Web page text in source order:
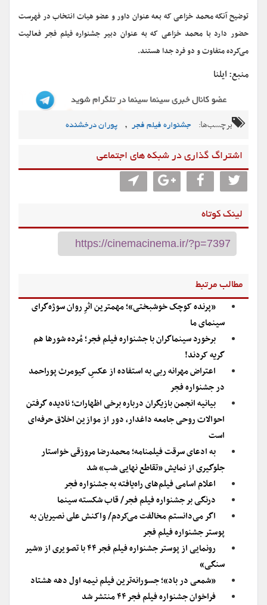
توضیح آنکه محمد خزاعی که بعه عنوان داور و عضو هیات انتخاب در فهرست
حضور دارد با محمد خزاعی که به عنوان دبیر جشنواره فیلم فجر فعالیت
می‌کرده متفاوت و دو فرد جدا هستند.
منبع: ایلنا
برچسب‌ها: جشنواره فیلم فجر , پوران درخشنده
اشتراگ گذاری در شبکه های اجتماعی
لینک کوتاه
مطالب مرتبط
«پرنده کوچک خوشبختی»؛ مهمترین اثرِ روان سوژه‌گرای
سینمای ما
برخورد سینماگران با جشنواره فیلم فجر؛ مُرده شورها هم
گریه کردند!
اعتراض مهرانه ربی به استفاده از عکسِ کیومرث پوراحمد
در جشنواره فجر
بیانیه انجمن بازیگران درباره برخی اظهارات؛ نادیده گرفتن
احوالات روحی جامعه داغدار، دور از موازین اخلاق حرفه‌ای
است
به ادعای سرقت فیلمنامه؛ محمدرضا مروزقی خواستار
جلوگیری از نمایش «تقاطع نهایی شب» شد
اعلام اسامی فیلم‌های راه‌یافته به جشنواره فجر
درنگی بر جشنواره فیلم فجر/ قاب شکسته سینما
اگر می‌دانستم مخالفت می‌کردم/ واکنش علی نصیریان به
پوستر جشنواره فیلم فجر
رونمایی از پوستر جشنواره فیلم فجر ۴۴ با تصویری از «شیر
سنگی»
«شمعی در باد»؛ جسورانه‌ترین فیلم نیمه اول دهه هشتاد
فراخوان جشنواره فیلم فجر ۴۴ منتشر شد